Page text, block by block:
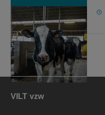
VILT vzw